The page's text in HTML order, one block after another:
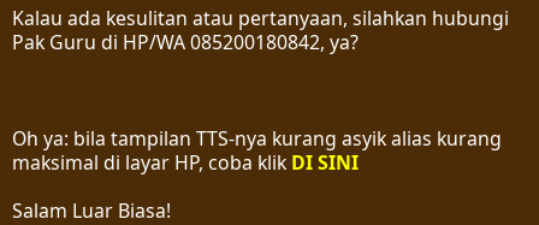
Kalau ada kesulitan atau pertanyaan, silahkan hubungi
Pak Guru di HP/WA 085200180842, ya?
Oh ya: bila tampilan TTS-nya kurang asyik alias kurang
maksimal di layar HP, coba klik DI SINI
Salam Luar Biasa!